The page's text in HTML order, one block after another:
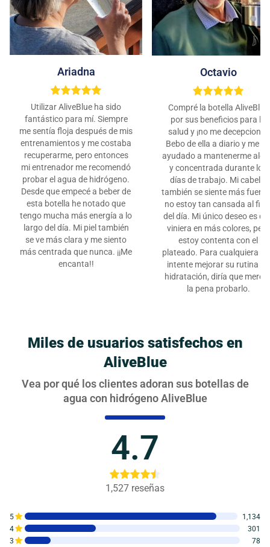
Ariadna
Utilizar AliveBlue ha sido
fantástico para mí. Siempre
me sentía floja después de mis
entrenamientos y me costaba
recuperarme, pero entonces
mi entrenador me recomendó
probar el agua de hidrógeno.
Desde que empecé a beber de
esta botella he notado que
tengo mucha más energía a lo
largo del día. Mi piel también
se ve más clara y me siento
más centrada que nunca. ¡¡Me
encanta!!
Octavio
Compré la botella AliveBlue
por sus beneficios para la
salud y ¡no me decepcionó!
Bebo de ella a diario y me ha
ayudado a mantenerme
y concentrada durante los
días de trabajo. Mi cabello
también se siente más fuerte
no estoy tan cansada al
del día. Mi único deseo es
viniera en más colores, pero
estoy contenta con el
plateado. Para cualquiera
intente mejorar su rutina de
hidratación, diría que
la pena probarlo.
Miles de usuarios satisfechos en
AliveBlue
Vea por qué los clientes adoran sus botellas de
agua con hidrógeno AliveBlue
4.7
1,527 reseñas
3 78
4 301
5 1,134